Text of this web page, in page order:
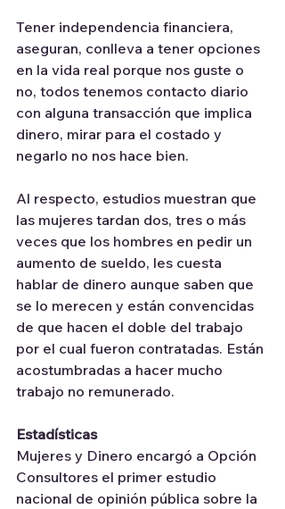
Tener independencia financiera,
aseguran, conlleva a tener opciones
en la vida real porque nos guste o
no, todos tenemos contacto diario
con alguna transacción que implica
dinero, mirar para el costado y
negarlo no nos hace bien.
Al respecto, estudios muestran que
las mujeres tardan dos, tres o más
veces que los hombres en pedir un
aumento de sueldo, les cuesta
hablar de dinero aunque saben que
se lo merecen y están convencidas
de que hacen el doble del trabajo
por el cual fueron contratadas. Están
acostumbradas a hacer mucho
trabajo no remunerado.
Estadísticas
Mujeres y Dinero encargó a Opción
Consultores el primer estudio
nacional de opinión pública sobre la